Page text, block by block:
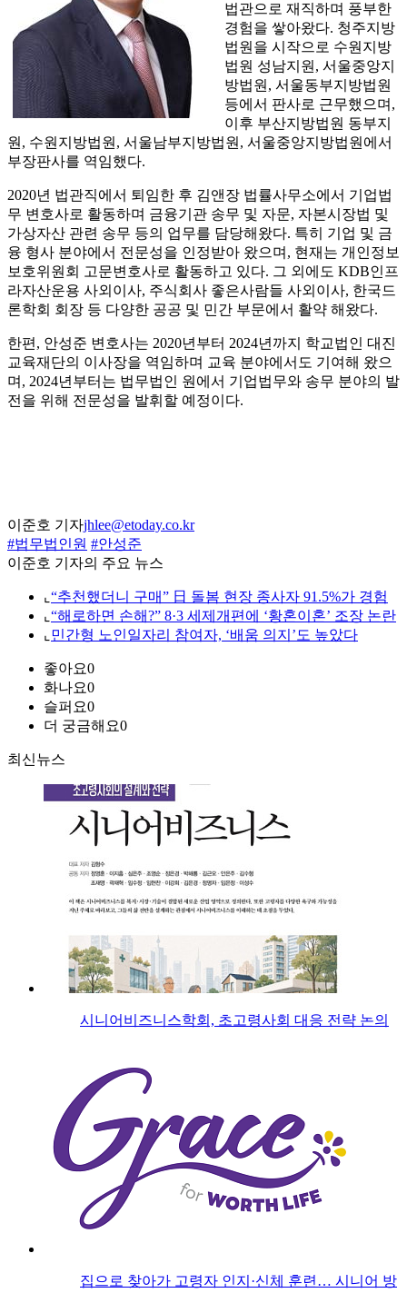
법관으로 재직하며 풍부한
경험을 쌓아왔다. 청주지방
법원을 시작으로 수원지방
법원 성남지원, 서울중앙지
방법원, 서울동부지방법원
등에서 판사로 근무했으며,
이후 부산지방법원 동부지
원, 수원지방법원, 서울남부지방법원, 서울중앙지방법원에서
부장판사를 역임했다.
2020년 법관직에서 퇴임한 후 김앤장 법률사무소에서 기업법
무 변호사로 활동하며 금융기관 송무 및 자문, 자본시장법 및
가상자산 관련 송무 등의 업무를 담당해왔다. 특히 기업 및 금
융 형사 분야에서 전문성을 인정받아 왔으며, 현재는 개인정보
보호위원회 고문변호사로 활동하고 있다. 그 외에도 KDB인프
라자산운용 사외이사, 주식회사 좋은사람들 사외이사, 한국드
론학회 회장 등 다양한 공공 및 민간 부문에서 활약 해왔다.
한편, 안성준 변호사는 2020년부터 2024년까지 학교법인 대진
교육재단의 이사장을 역임하며 교육 분야에서도 기여해 왔으
며, 2024년부터는 법무법인 원에서 기업법무와 송무 분야의 발
전을 위해 전문성을 발휘할 예정이다.
이준호 기자jhlee@etoday.co.kr
#법무법인원 #안성준
이준호 기자의 주요 뉴스
⌞ “추천했더니 구매” 日 돌봄 현장 종사자 91.5%가 경험
⌞ “해로하면 손해?” 8·3 세제개편에 ‘황혼이혼’ 조장 논란
⌞ 민간형 노인일자리 참여자, ‘배움 의지’도 높았다
좋아요0
화나요0
슬퍼요0
더 궁금해요0
최신뉴스
시니어비즈니스학회, 초고령사회 대응 전략 논의
집으로 찾아가 고령자 인지·신체 훈련… 시니어 방